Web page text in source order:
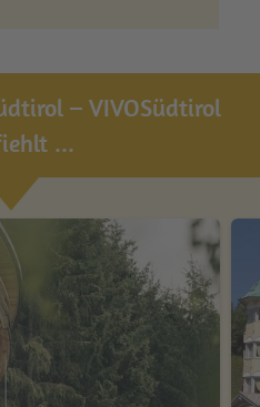
– VIVOSüdtirol
...